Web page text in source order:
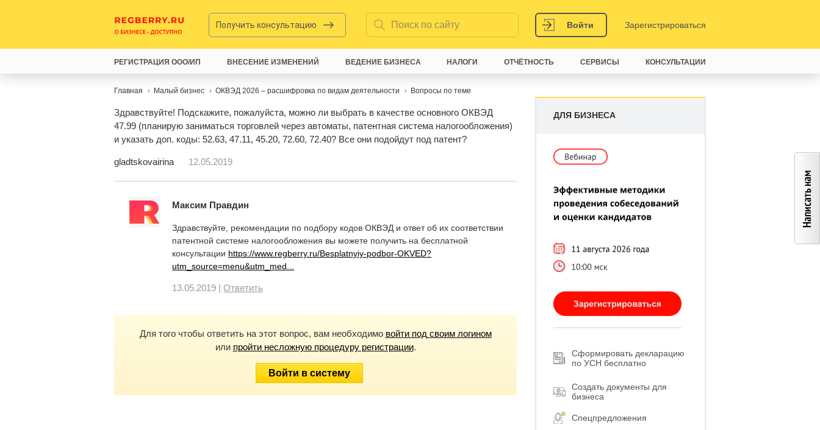
Получить консультацию Войти Зарегистрироваться
Главная Малый бизнес ОКВЭД 2026 – расшифровка по видам деятельности Вопросы по теме
Здравствуйте! Подскажите, пожалуйста, можно ли выбрать в качестве основного ОКВЭД
47.99 (планирую заниматься торговлей через автоматы, патентная система налогообложения)
и указать доп. коды: 52.63, 47.11, 45.20, 72.60, 72.40? Все они подойдут под патент?
gladtskovairina 12.05.2019
Максим Правдин
Здравствуйте, рекомендации по подбору кодов ОКВЭД и ответ об их соответствии
патентной системе налогообложения вы можете получить на бесплатной
консультации https://www.regberry.ru/Besplatnyiy-podbor-OKVED?
utm_source=menu&utm_med...
13.05.2019 | Ответить
Для того чтобы ответить на этот вопрос, вам необходимо войти под своим логином
или пройти несложную процедуру регистрации.
Войти в систему
ДЛЯ БИЗНЕСА
Сформировать декларацию
по УСН бесплатно
Создать документы для
бизнеса
Спецпредложения
РЕГИСТРАЦИЯ ООО/ИП ВНЕСЕНИЕ ИЗМЕНЕНИЙ ВЕДЕНИЕ БИЗНЕСА НАЛОГИ ОТЧЁТНОСТЬ СЕРВИСЫ КОНСУЛЬТАЦИИ